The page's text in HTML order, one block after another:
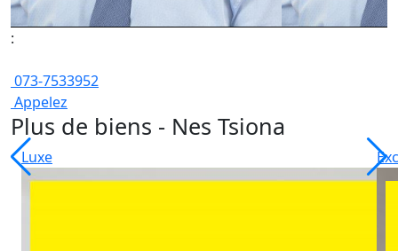
:
073-7533952
Appelez
Plus de biens - Nes Tsiona
Luxe